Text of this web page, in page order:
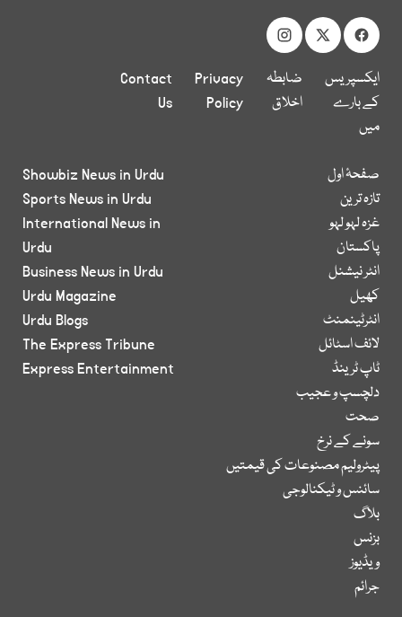
ایکسپریس
کے بارے
میں
ضابطہ
اخلاق
Privacy
Policy
Contact
Us
صفحۂ اول
تازہ ترین
غزہ لہو لہو
پاکستان
انٹر نیشنل
کھیل
انٹرٹینمنٹ
لائف اسٹائل
ٹاپ ٹرینڈ
دلچسپ و عجیب
صحت
سونے کے نرخ
پیٹرولیم مصنوعات کی قیمتیں
سائنس و ٹیکنالوجی
بلاگ
بزنس
ویڈیوز
جرائم
Showbiz News in Urdu
Sports News in Urdu
International News in
Urdu
Business News in Urdu
Urdu Magazine
Urdu Blogs
The Express Tribune
Express Entertainment